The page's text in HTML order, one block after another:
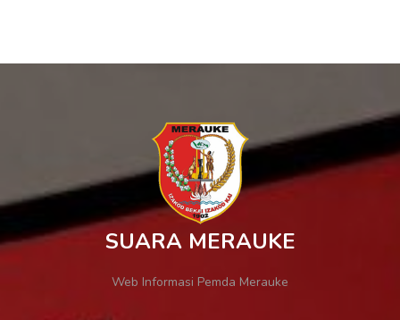
SUARA MERAUKE
Web Informasi Pemda Merauke